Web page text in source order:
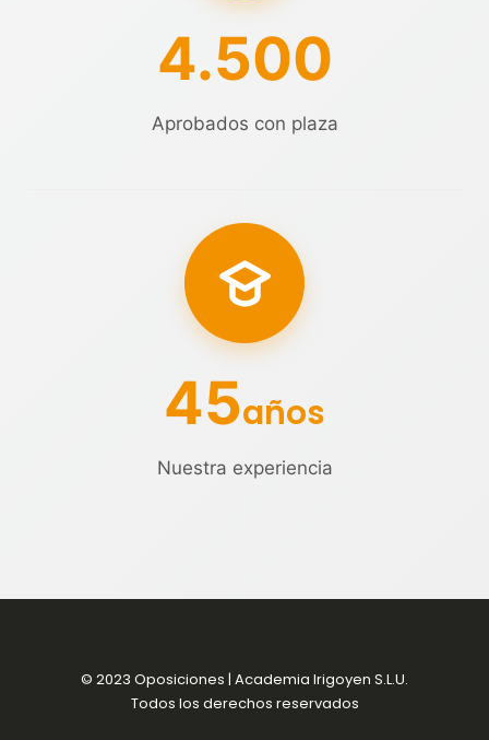
4.500
Aprobados con plaza
45años
Nuestra experiencia
© 2023 Oposiciones | Academia Irigoyen S.L.U.
Todos los derechos reservados